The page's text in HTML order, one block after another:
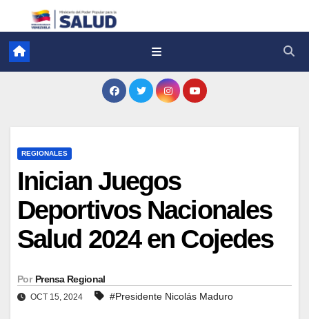
REGIONALES
Inician Juegos
Deportivos Nacionales
Salud 2024 en Cojedes
Por Prensa Regional
OCT 15, 2024 #Presidente Nicolás Maduro